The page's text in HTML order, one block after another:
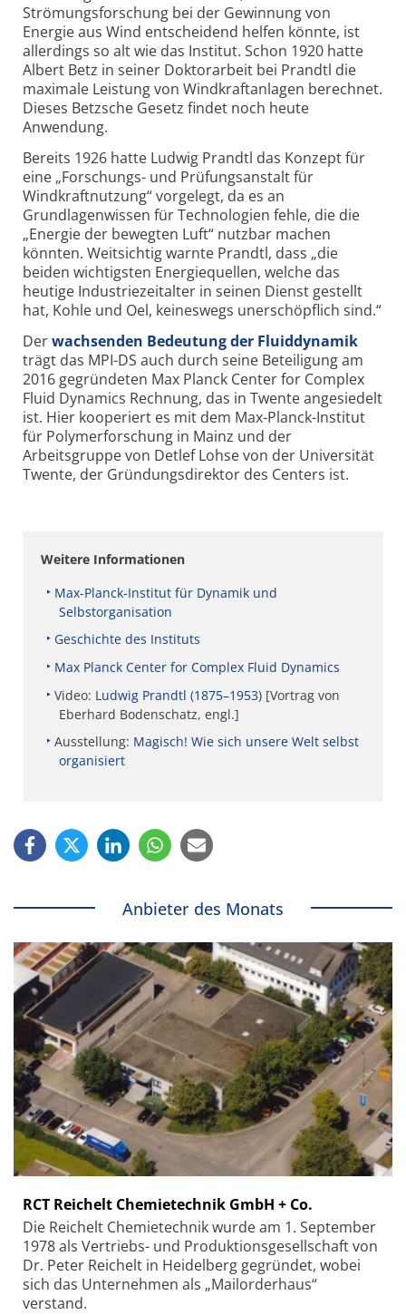
Strömungsforschung bei der Gewinnung von
Energie aus Wind entscheidend helfen könnte, ist
allerdings so alt wie das Institut. Schon 1920 hatte
Albert Betz in seiner Doktorarbeit bei Prandtl die
maximale Leistung von Windkraftanlagen berechnet.
Dieses Betzsche Gesetz findet noch heute
Anwendung.
Bereits 1926 hatte Ludwig Prandtl das Konzept für
eine „Forschungs- und Prüfungsanstalt für
Windkraftnutzung“ vorgelegt, da es an
Grundlagenwissen für Technologien fehle, die die
„Energie der bewegten Luft“ nutzbar machen
könnten. Weitsichtig warnte Prandtl, dass „die
beiden wichtigsten Energiequellen, welche das
heutige Industriezeitalter in seinen Dienst gestellt
hat, Kohle und Oel, keineswegs unerschöpflich sind.“
Derwachsenden Bedeutung der Fluiddynamik
trägt das MPI-DS auch durch seine Beteiligung am
2016 gegründeten Max Planck Center for Complex
Fluid Dynamics Rechnung, das in Twente angesiedelt
ist. Hier kooperiert es mit dem Max-Planck-Institut
für Polymerforschung in Mainz und der
Arbeitsgruppe von Detlef Lohse von der Universität
Twente, der Gründungsdirektor des Centers ist.
Weitere Informationen
Max-Planck-Institut für Dynamik und
Selbstorganisation
Geschichte des Instituts
Max Planck Center for Complex Fluid Dynamics
Video: Ludwig Prandtl (1875–1953) [Vortrag von
Eberhard Bodenschatz, engl.]
Ausstellung: Magisch! Wie sich unsere Welt selbst
organisiert
Anbieter des Monats
RCT Reichelt Chemietechnik GmbH + Co.
Die Reichelt Chemietechnik wurde am 1. September
1978 als Vertriebs- und Produktionsgesellschaft von
Dr. Peter Reichelt in Heidelberg gegründet, wobei
sich das Unternehmen als „Mailorderhaus“
verstand.